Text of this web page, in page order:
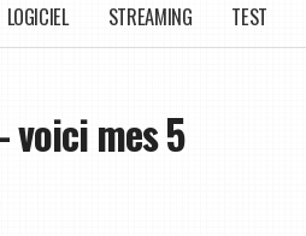
LOGICIEL STREAMING TEST
voici mes 5